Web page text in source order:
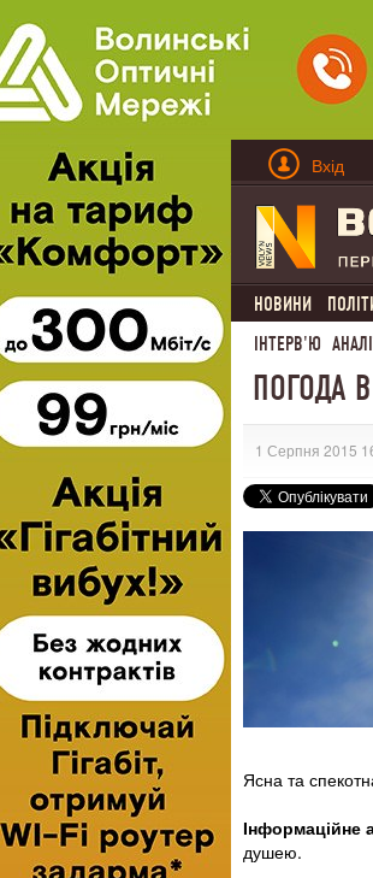
Вхід
НОВИНИ
ІНТЕРВ'Ю
ПОГОДА
1 Серпня 2015
Ясна та
Інформаційне
душею.